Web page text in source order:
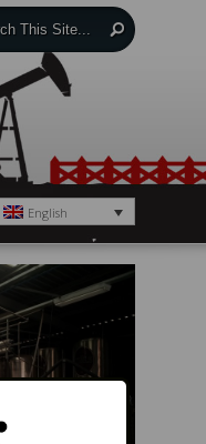
English